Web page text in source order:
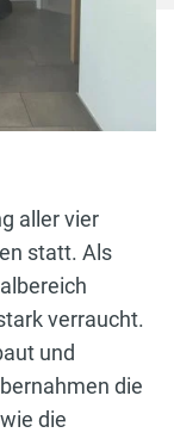
aller vier
statt. Als
verraucht.
und
die
die